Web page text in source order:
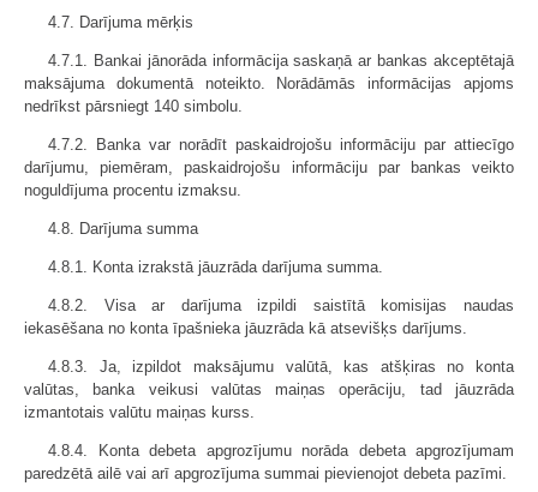
4.7. Darījuma mērķis
4.7.1. Bankai jānorāda informācija saskaņā ar bankas akceptētajā
maksājuma dokumentā noteikto. Norādāmās informācijas apjoms
nedrīkst pārsniegt 140 simbolu.
4.7.2. Banka var norādīt paskaidrojošu informāciju par attiecīgo
darījumu, piemēram, paskaidrojošu informāciju par bankas veikto
noguldījuma procentu izmaksu.
4.8. Darījuma summa
4.8.1. Konta izrakstā jāuzrāda darījuma summa.
4.8.2. Visa ar darījuma izpildi saistītā komisijas naudas
iekasēšana no konta īpašnieka jāuzrāda kā atsevišķs darījums.
4.8.3. Ja, izpildot maksājumu valūtā, kas atšķiras no konta
valūtas, banka veikusi valūtas maiņas operāciju, tad jāuzrāda
izmantotais valūtu maiņas kurss.
4.8.4. Konta debeta apgrozījumu norāda debeta apgrozījumam
paredzētā ailē vai arī apgrozījuma summai pievienojot debeta pazīmi.